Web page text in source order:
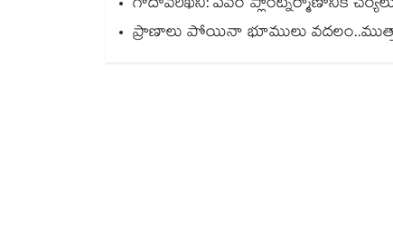
ప్రాణాలు పోయినా భూములు